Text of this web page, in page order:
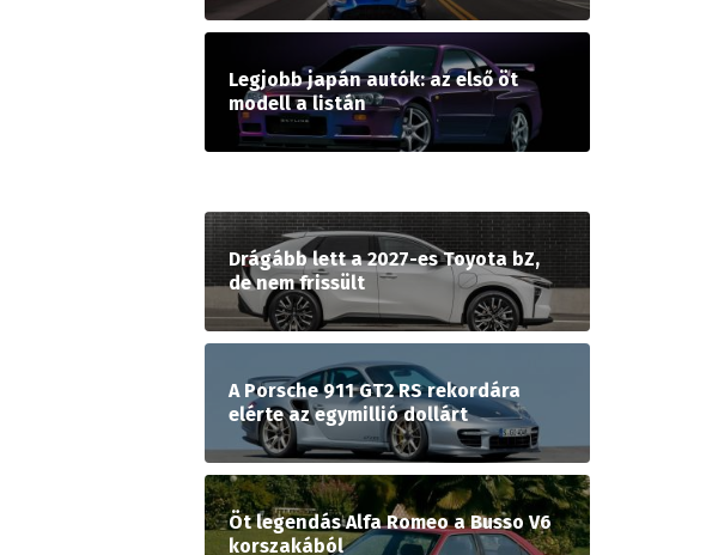
Legjobb japán autók: az első öt
modell a listán
Drágább lett a 2027-es Toyota bZ,
de nem frissült
A Porsche 911 GT2 RS rekordára
elérte az egymillió dollárt
Öt legendás Alfa Romeo a Busso V6
korszakából